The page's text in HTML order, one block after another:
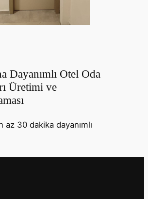
Dayanımlı Otel Oda
Üretimi ve
az 30 dakika dayanımlı